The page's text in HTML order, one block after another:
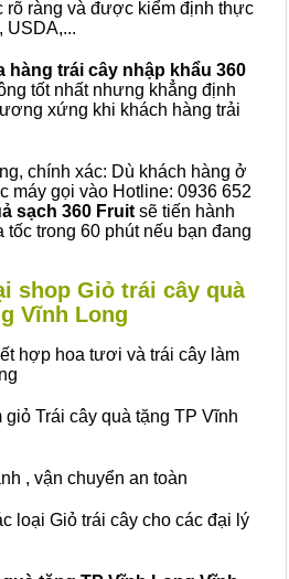
rõ ràng và được kiểm định thực
USDA,...
hàng trái cây nhập khẩu 360
tốt nhất nhưng khẳng định
xứng khi khách hàng trải
chính xác: Dù khách hàng ở
máy gọi vào Hotline: 0936 652
sạch 360 Fruit sẽ tiến hành
trong 60 phút nếu bạn đang
shop Giỏ trái cây quà
Vĩnh Long
hợp hoa tươi và trái cây làm
Trái cây quà tặng TP Vĩnh
, vận chuyển an toàn
loại Giỏ trái cây cho các đại lý